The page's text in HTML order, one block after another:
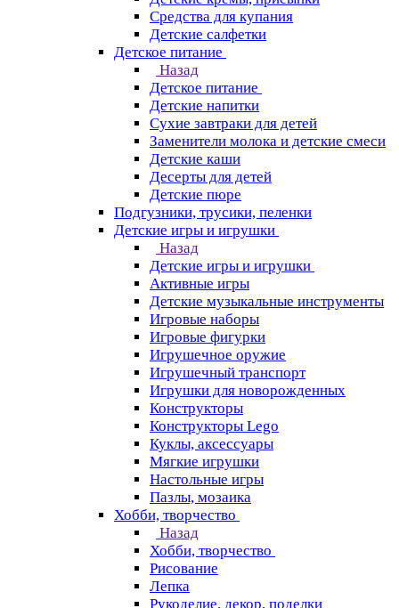
Средства для купания
Детские салфетки
Детское питание
Назад
Детское питание
Детские напитки
Сухие завтраки для детей
Заменители молока и детские смеси
Детские каши
Десерты для детей
Детские пюре
Подгузники, трусики, пеленки
Детские игры и игрушки
Назад
Детские игры и игрушки
Активные игры
Детские музыкальные инструменты
Игровые наборы
Игровые фигурки
Игрушечное оружие
Игрушечный транспорт
Игрушки для новорожденных
Конструкторы
Конструкторы Lego
Куклы, аксессуары
Мягкие игрушки
Настольные игры
Пазлы, мозаика
Хобби, творчество
Назад
Хобби, творчество
Рисование
Лепка
Рукоделие, декор, поделки